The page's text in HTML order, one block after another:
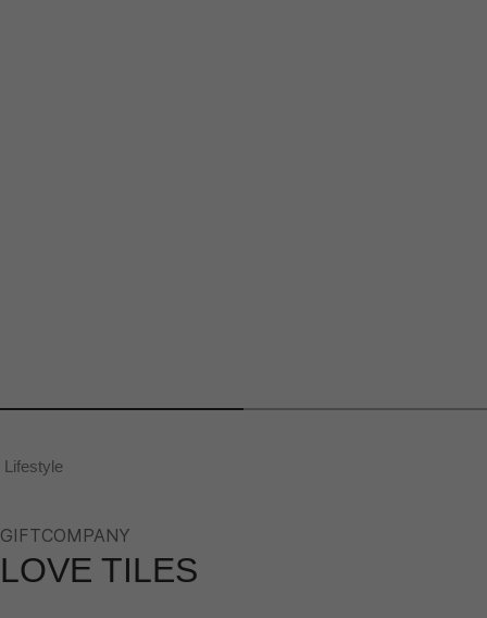
Lifestyle
GIFTCOMPANY
LOVE TILES